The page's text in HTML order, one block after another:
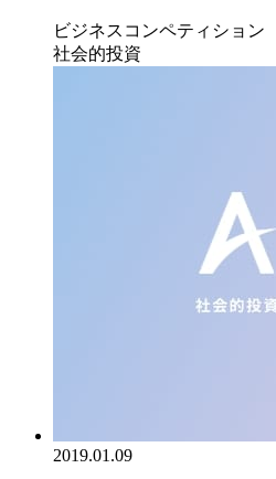
ビジネスコンペティション
社会的投資
2019.01.09